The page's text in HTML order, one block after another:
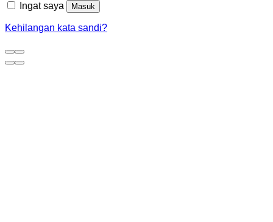
Ingat saya Masuk
Kehilangan kata sandi?